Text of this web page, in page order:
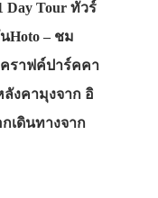
Day Tour ทัวร์
Hoto – ชม
คราฟค์ปาร์คคา
งคามุงจาก อิ
เดินทางจาก